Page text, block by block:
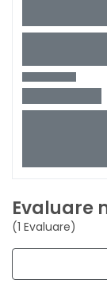
Evaluare
(1 Evaluare)